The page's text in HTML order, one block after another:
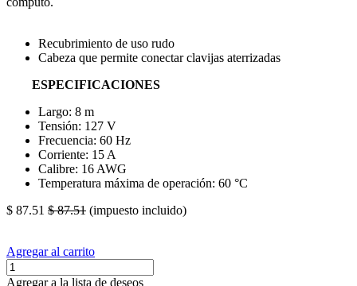
Recubrimiento de uso rudo
Cabeza que permite conectar clavijas aterrizadas
ESPECIFICACIONES
Largo: 8 m
Tensión: 127 V
Frecuencia: 60 Hz
Corriente: 15 A
Calibre: 16 AWG
Temperatura máxima de operación: 60 °C
$ 87.51 $87.51 (impuesto incluido)
Agregar al carrito
Agregar a la lista de deseos